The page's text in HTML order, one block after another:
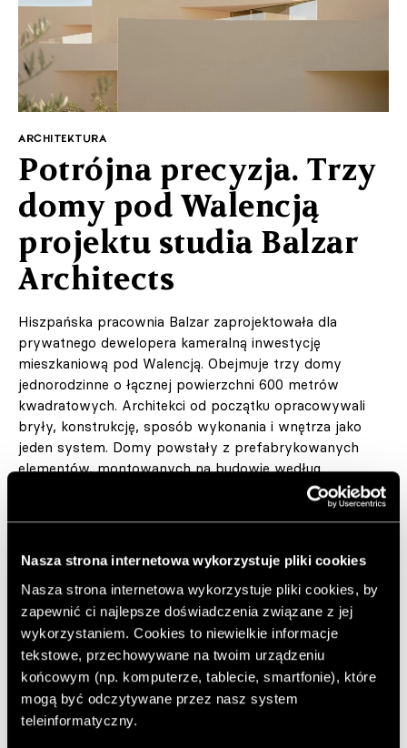
Nasza strona internetowa wykorzystuje pliki cookies
Nasza strona internetowa wykorzystuje pliki cookies, by
zapewnić ci najlepsze doświadczenia związane z jej
wykorzystaniem. Cookies to niewielkie informacje
tekstowe, przechowywane na twoim urządzeniu
końcowym (np. komputerze, tablecie, smartfonie), które
mogą być odczytywane przez nasz system
teleinformatyczny.
ARCHITEKTURA
Potrójna precyzja. Trzy
domy pod Walencją
projektu studia Balzar
Architects
Hiszpańska pracownia Balzar zaprojektowała dla
prywatnego dewelopera kameralną inwestycję
mieszkaniową pod Walencją. Obejmuje trzy domy
jednorodzinne o łącznej powierzchni 600 metrów
kwadratowych. Architekci od początku opracowywali
bryły, konstrukcję, sposób wykonania i wnętrza jako
jeden system. Domy powstały z prefabrykowanych
elementów, montowanych na budowie według
precyzyjnego planu. Taka metoda pozwoliła zespołowi
kontrolować proporcje, detale oraz jakość realizacji.